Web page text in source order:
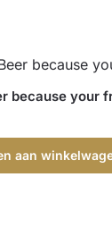
because your
aan